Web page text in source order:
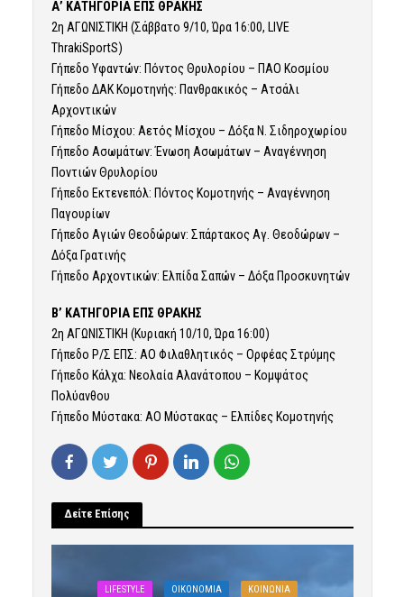
Α’ ΚΑΤΗΓΟΡΙΑ ΕΠΣ ΘΡΑΚΗΣ
2η ΑΓΩΝΙΣΤΙΚΗ (Σάββατο 9/10, Ώρα 16:00, LIVE
ThrakiSportS)
Γήπεδο Υφαντών: Πόντος Θρυλορίου – ΠΑΟ Κοσμίου
Γήπεδο ΔΑΚ Κομοτηνής: Πανθρακικός – Ατσάλι
Αρχοντικών
Γήπεδο Μίσχου: Αετός Μίσχου – Δόξα Ν. Σιδηροχωρίου
Γήπεδο Ασωμάτων: Ένωση Ασωμάτων – Αναγέννηση
Ποντιών Θρυλορίου
Γήπεδο Εκτενεπόλ: Πόντος Κομοτηνής – Αναγέννηση
Παγουρίων
Γήπεδο Αγιών Θεοδώρων: Σπάρτακος Αγ. Θεοδώρων –
Δόξα Γρατινής
Γήπεδο Αρχοντικών: Ελπίδα Σαπών – Δόξα Προσκυνητών
Β’ ΚΑΤΗΓΟΡΙΑ ΕΠΣ ΘΡΑΚΗΣ
2η ΑΓΩΝΙΣΤΙΚΗ (Κυριακή 10/10, Ώρα 16:00)
Γήπεδο Ρ/Σ ΕΠΣ: ΑΟ Φιλαθλητικός – Ορφέας Στρύμης
Γήπεδο Κάλχα: Νεολαία Αλανάτοπου – Κομψάτος
Πολύανθου
Γήπεδο Μύστακα: ΑΟ Μύστακας – Ελπίδες Κομοτηνής
Δείτε Επίσης
LIFESTYLE OIKONOMIA ΚΟΙΝΩΝΙΑ